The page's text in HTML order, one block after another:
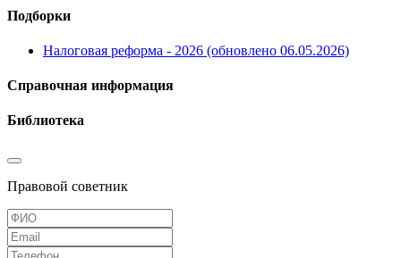
Подборки
Налоговая реформа - 2026 (обновлено 06.05.2026)
Справочная информация
Библиотека
Правовой советник